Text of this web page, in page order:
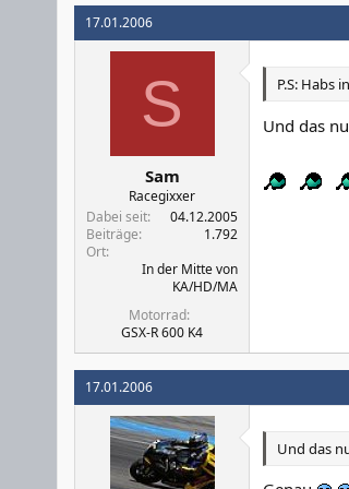
17.01.2006
S
Sam
Racegixxer
Dabei seit
04.12.2005
Beiträge
1.792
Ort
In der Mitte von
KA/HD/MA
Motorrad
GSX-R 600 K4
P.S: Habs
Und das
17.01.2006
Und das